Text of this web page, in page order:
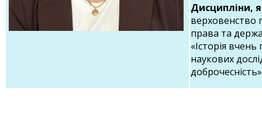
Дисципліни,
верховенство
права та
«Історія
наукових
доброчесність»